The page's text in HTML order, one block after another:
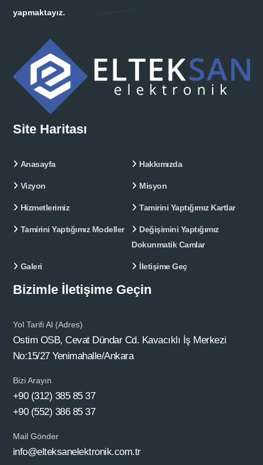
yapmaktayız.
Site Haritası
Anasayfa Hakkımızda
Vizyon Misyon
Hizmetlerimiz Tamirini Yaptığımız Kartlar
Tamirini Yaptığımız Modeller
Değişimini Yaptığımız
Dokunmatik Camlar
Galeri İletişime Geç
Bizimle İletişime Geçin
Yol Tarifi Al (Adres)
Ostim OSB, Cevat Dündar Cd. Kavacıklı İş Merkezi
No:15/27 Yenimahalle/Ankara
Bizi Arayın
+90 (312) 385 85 37
+90 (552) 386 85 37
Mail Gönder
info@elteksanelektronik.com.tr